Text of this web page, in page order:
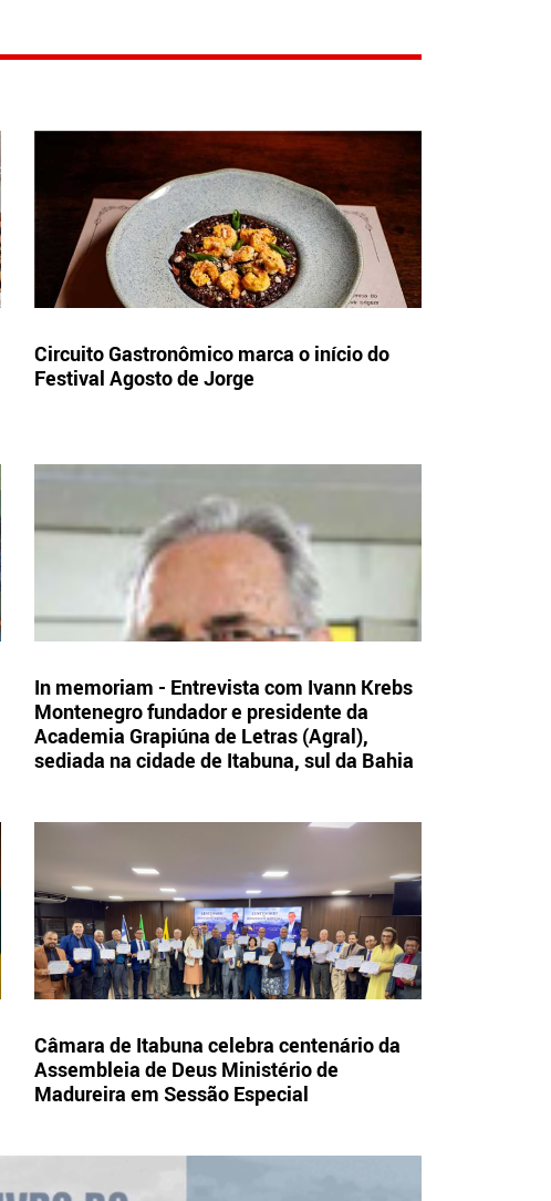
Circuito Gastronômico marca o início do
Festival Agosto de Jorge
In memoriam - Entrevista com Ivann Krebs
Montenegro fundador e presidente da
Academia Grapiúna de Letras (Agral),
sediada na cidade de Itabuna, sul da Bahia
Câmara de Itabuna celebra centenário da
Assembleia de Deus Ministério de
Madureira em Sessão Especial